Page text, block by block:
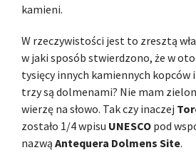
kamieni.
W rzeczywistości jest to zresztą
w jaki sposób stwierdzono, że w
tysięcy innych kamiennych kopców
trzy są dolmenami? Nie mam
wierzę na słowo. Tak czy inaczej
zostało 1/4 wpisu UNESCO pod
nazwą Antequera Dolmens Site.